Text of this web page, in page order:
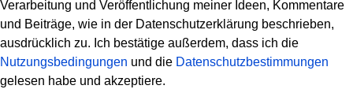
Verarbeitung und Veröffentlichung meiner Ideen, Kommentare
und Beiträge, wie in der Datenschutzerklärung beschrieben,
ausdrücklich zu. Ich bestätige außerdem, dass ich die
Nutzungsbedingungen und die Datenschutzbestimmungen
gelesen habe und akzeptiere.